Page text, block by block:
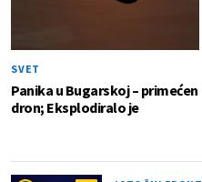
SVET
Panika u Bugarskoj – primećen
dron; Eksplodiralo je